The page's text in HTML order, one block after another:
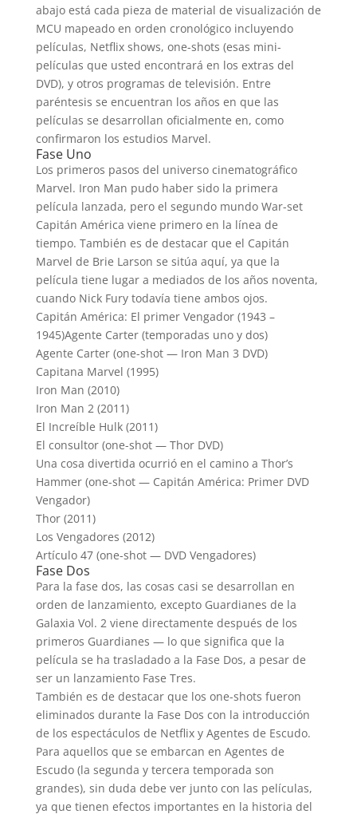
abajo está cada pieza de material de visualización de
MCU mapeado en orden cronológico incluyendo
películas, Netflix shows, one-shots (esas mini-
películas que usted encontrará en los extras del
DVD), y otros programas de televisión. Entre
paréntesis se encuentran los años en que las
películas se desarrollan oficialmente en, como
confirmaron los estudios Marvel.
Fase Uno
Los primeros pasos del universo cinematográfico
Marvel. Iron Man pudo haber sido la primera
película lanzada, pero el segundo mundo War-set
Capitán América viene primero en la línea de
tiempo. También es de destacar que el Capitán
Marvel de Brie Larson se sitúa aquí, ya que la
película tiene lugar a mediados de los años noventa,
cuando Nick Fury todavía tiene ambos ojos.
Capitán América: El primer Vengador (1943 –
1945)Agente Carter (temporadas uno y dos)
Agente Carter (one-shot — Iron Man 3 DVD)
Capitana Marvel (1995)
Iron Man (2010)
Iron Man 2 (2011)
El Increíble Hulk (2011)
El consultor (one-shot — Thor DVD)
Una cosa divertida ocurrió en el camino a Thor’s
Hammer (one-shot — Capitán América: Primer DVD
Vengador)
Thor (2011)
Los Vengadores (2012)
Artículo 47 (one-shot — DVD Vengadores)
Fase Dos
Para la fase dos, las cosas casi se desarrollan en
orden de lanzamiento, excepto Guardianes de la
Galaxia Vol. 2 viene directamente después de los
primeros Guardianes — lo que significa que la
película se ha trasladado a la Fase Dos, a pesar de
ser un lanzamiento Fase Tres.
También es de destacar que los one-shots fueron
eliminados durante la Fase Dos con la introducción
de los espectáculos de Netflix y Agentes de Escudo.
Para aquellos que se embarcan en Agentes de
Escudo (la segunda y tercera temporada son
grandes), sin duda debe ver junto con las películas,
ya que tienen efectos importantes en la historia del